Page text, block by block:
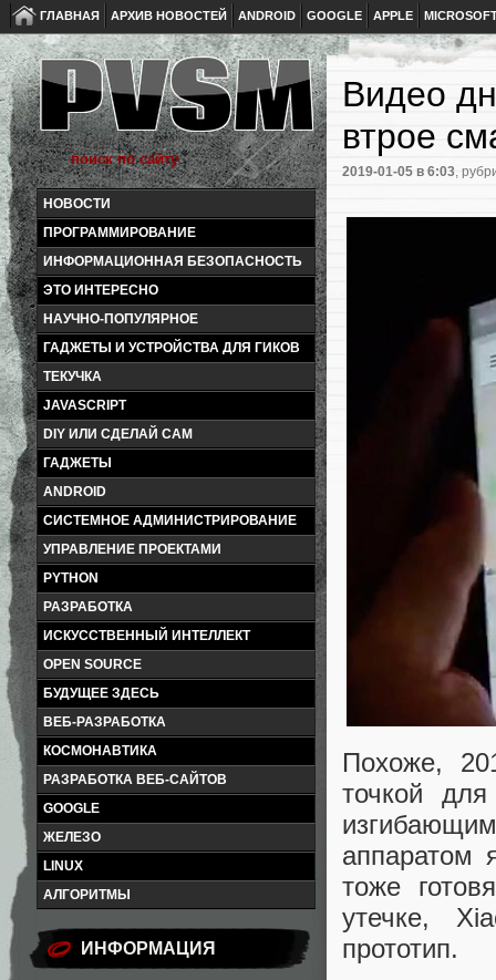
ГЛАВНАЯ АРХИВ НОВОСТЕЙ ANDROID GOOGLE APPLE
НОВОСТИ
ПРОГРАММИРОВАНИЕ
ИНФОРМАЦИОННАЯ БЕЗОПАСНОСТЬ
ЭТО ИНТЕРЕСНО
НАУЧНО-ПОПУЛЯРНОЕ
ГАДЖЕТЫ И УСТРОЙСТВА ДЛЯ ГИКОВ
ТЕКУЧКА
JAVASCRIPT
DIY ИЛИ СДЕЛАЙ САМ
ГАДЖЕТЫ
ANDROID
СИСТЕМНОЕ АДМИНИСТРИРОВАНИЕ
УПРАВЛЕНИЕ ПРОЕКТАМИ
PYTHON
РАЗРАБОТКА
ИСКУССТВЕННЫЙ ИНТЕЛЛЕКТ
OPEN SOURCE
БУДУЩЕЕ ЗДЕСЬ
ВЕБ-РАЗРАБОТКА
КОСМОНАВТИКА
РАЗРАБОТКА ВЕБ-САЙТОВ
GOOGLE
ЖЕЛЕЗО
LINUX
АЛГОРИТМЫ
ИНФОРМАЦИЯ
Видео
втрое
2019-01-05 в 6:03,
Похоже,
точкой
аппаратом
тоже
утечке,
прототип.